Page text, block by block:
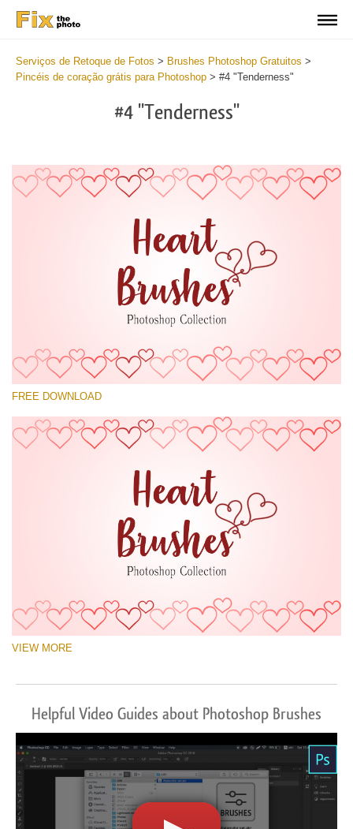
Serviços de Retoque de Fotos > Brushes Photoshop Gratuitos >
Pincéis de coração grátis para Photoshop > #4 "Tenderness"
#4 "Tenderness"
Por favor selecione
Hearts Brushes
Download Grátis
FREE DOWNLOAD
VIEW MORE
Helpful Video Guides about Photoshop Brushes